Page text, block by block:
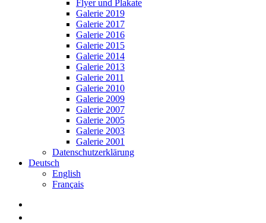
Flyer und Plakate
Galerie 2019
Galerie 2017
Galerie 2016
Galerie 2015
Galerie 2014
Galerie 2013
Galerie 2011
Galerie 2010
Galerie 2009
Galerie 2007
Galerie 2005
Galerie 2003
Galerie 2001
Datenschutzerklärung
Deutsch
English
Français